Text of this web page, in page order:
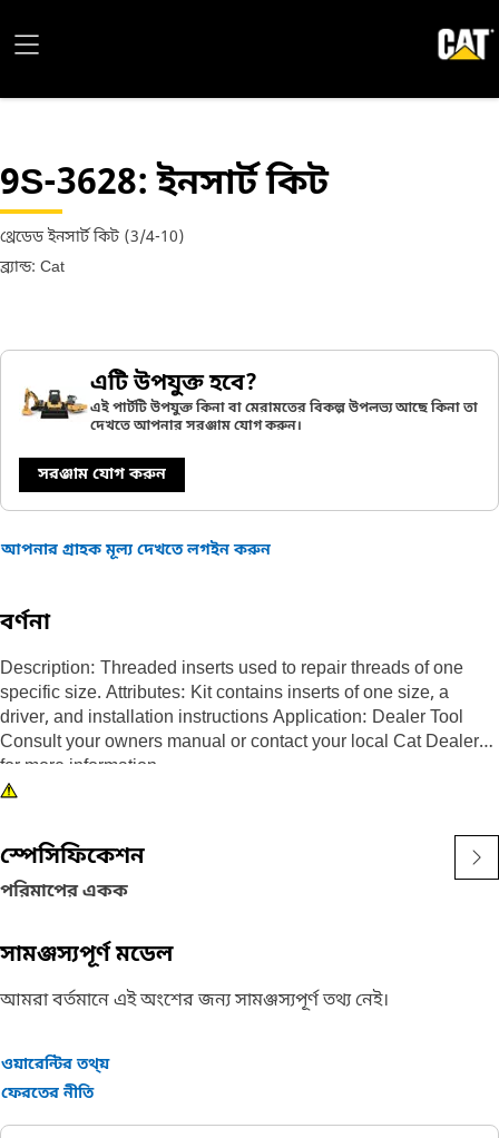
9S-3628: ইনসার্ট কিট
থ্রেডেড ইনসার্ট কিট (3/4-10)
ব্র্যান্ড: Cat
এটি উপযুক্ত হবে?
এই পার্টটি উপযুক্ত কিনা বা মেরামতের বিকল্প উপলভ্য আছে কিনা তা
দেখতে আপনার সরঞ্জাম যোগ করুন।
সরঞ্জাম যোগ করুন
আপনার গ্রাহক মূল্য দেখতে লগইন করুন
বর্ণনা
Description: Threaded inserts used to repair threads of one
specific size. Attributes: Kit contains inserts of one size, a
driver, and installation instructions Application: Dealer Tool
Consult your owners manual or contact your local Cat Dealer
for more information.
স্পেসিফিকেশন
পরিমাপের একক
সামঞ্জস্যপূর্ণ মডেল
আমরা বর্তমানে এই অংশের জন্য সামঞ্জস্যপূর্ণ তথ্য নেই।
ওয়ারেন্টির তথ্য়
ফেরতের নীতি